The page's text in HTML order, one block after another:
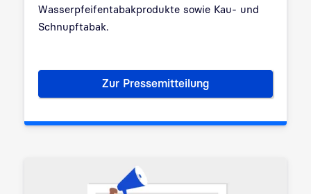
Wasserpfeifentabakprodukte sowie Kau- und
Schnupftabak.
Zur PressemitteilungLieferkettenverfolgung: